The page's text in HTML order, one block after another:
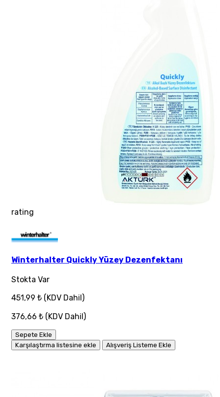
rating
Winterhalter Quickly Yüzey Dezenfektanı
Stokta Var
451,99 ₺ (KDV Dahil)
376,66 ₺ (KDV Dahil)
Sepete Ekle
Karşılaştırma listesine ekle
Alışveriş Listeme Ekle